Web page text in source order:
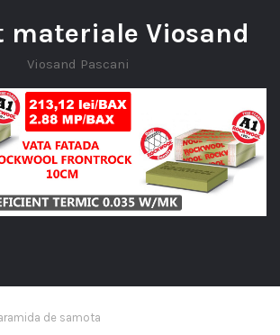
materiale Viosand
Viosand Pascani
de samota